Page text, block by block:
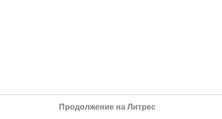
Продолжение на Литрес